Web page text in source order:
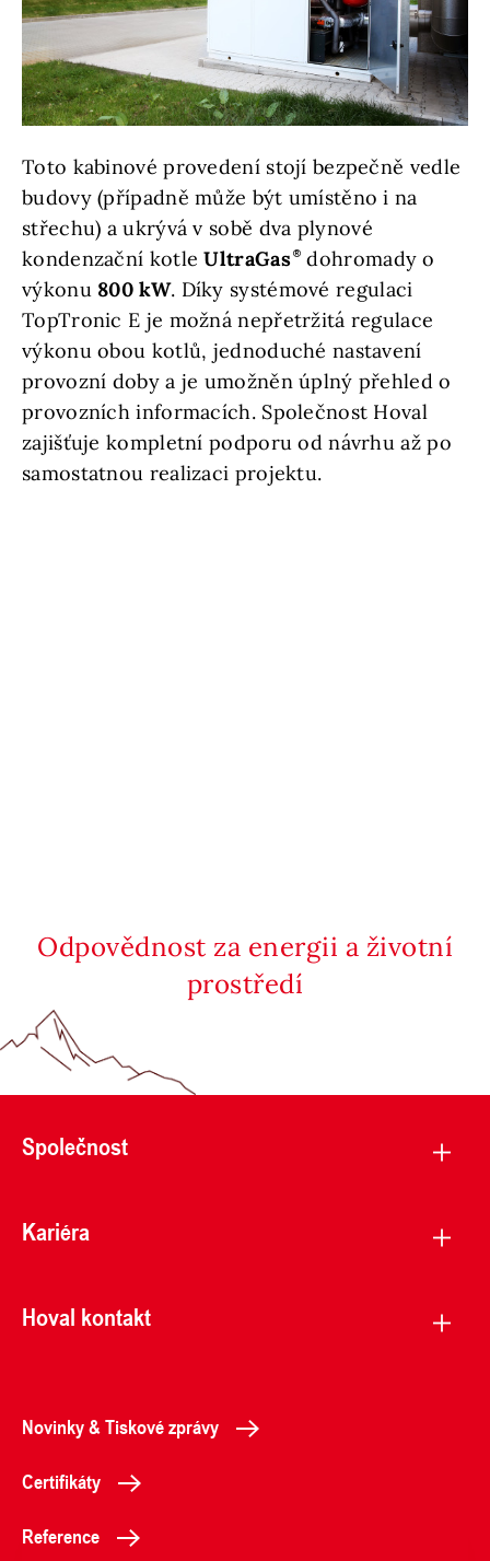
Toto kabinové provedení stojí bezpečně vedle
budovy (případně může být umístěno i na
střechu) a ukrývá v sobě dva plynové
kondenzační kotleUltraGas
dohromady o
výkonu 800 kW. Díky systémové regulaci
TopTronic E je možná nepřetržitá regulace
výkonu obou kotlů, jednoduché nastavení
provozní doby a je umožněn úplný přehled o
provozních informacích. Společnost Hoval
zajišťuje kompletní podporu od návrhu až po
samostatnou realizaci projektu.
Odpovědnost za energii a životní
prostředí
Společnost
Kariéra
Hoval kontakt
Novinky & Tiskové zprávy
Certifikáty
Reference